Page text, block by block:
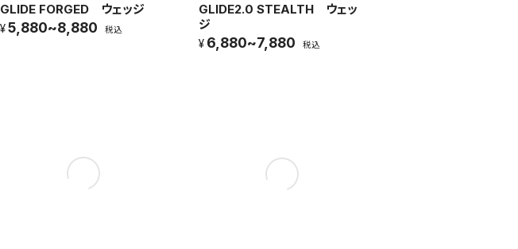
GLIDE FORGED ウェッジ
5,880~8,880 税込
GLIDE2.0 STEALTH ウェッ
ジ
6,880~7,880 税込